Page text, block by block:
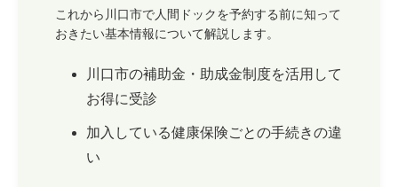
これから川口市で人間ドックを予約する前に知って
おきたい基本情報について解説します。
川口市の補助金・助成金制度を活用して
お得に受診
加入している健康保険ごとの手続きの違
い